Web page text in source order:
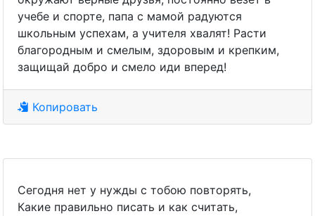
учебе и спорте, папа с мамой радуются
школьным успехам, а учителя хвалят! Расти
благородным и смелым, здоровым и крепким,
защищай добро и смело иди вперед!
Копировать
Сегодня нет у нужды с тобою повторять,
Какие правильно писать и как считать,